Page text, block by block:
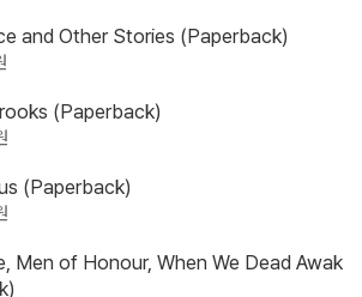
and Other Stories (Paperback)
(Paperback)
(Paperback)
Men of Honour, When We Dead Awak